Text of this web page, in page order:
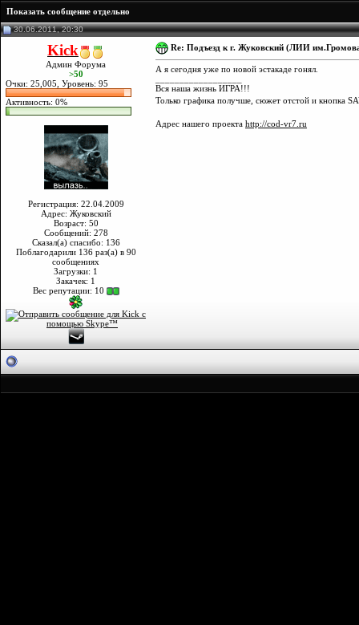
Показать сообщение отдельно
30.06.2011, 20:30
Kick
Админ Форума
>50
Очки: 25,005, Уровень: 95
Активность: 0%
Регистрация: 22.04.2009
Адрес: Жуковский
Возраст: 50
Сообщений: 278
Сказал(а) спасибо: 136
Поблагодарили 136 раз(а) в 90
сообщениях
Загрузки: 1
Закачек: 1
Вес репутации: 10
Re: Подъезд к г. Жуковский (ЛИИ
А я сегодня уже по новой эстакаде гонял.
Вся наша жизнь ИГРА!!!
Только графика получше, сюжет отстой и кнопка
Адрес нашего проекта http://cod-vr7.ru